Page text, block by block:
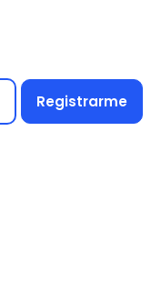
Registrarme